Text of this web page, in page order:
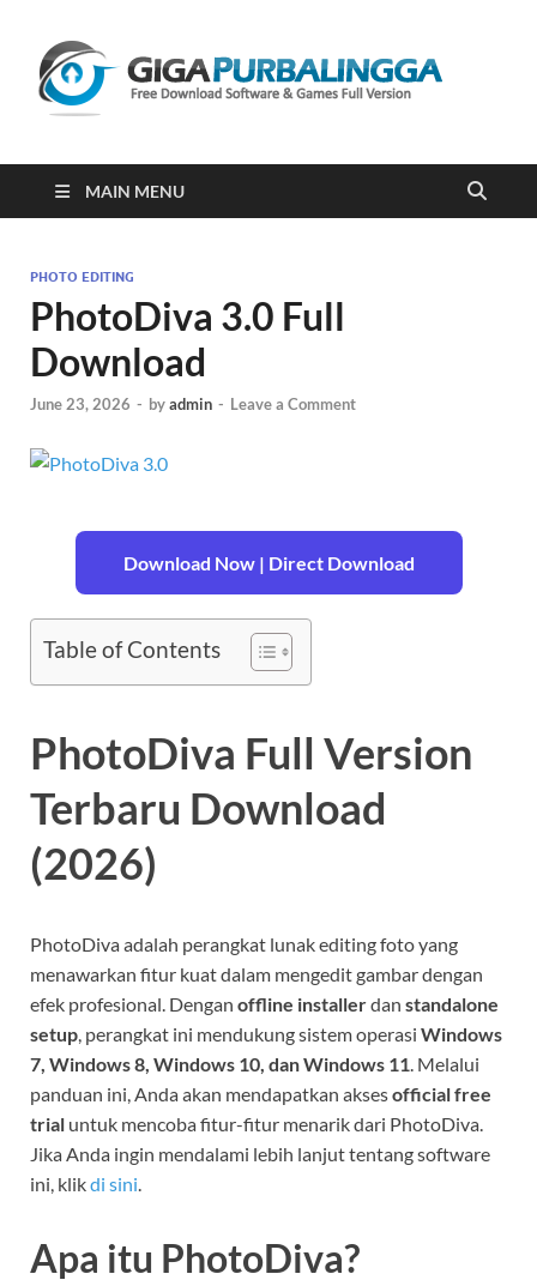
2023
MAIN MENU
PHOTO EDITING
PhotoDiva 3.0 Full
Download
June 23, 2026 - byadmin - Leave a Comment
Download Now | Direct Download
Table of Contents
PhotoDiva Full Version
Terbaru Download
(2026)
PhotoDiva adalah perangkat lunak editing foto yang
menawarkan fitur kuat dalam mengedit gambar dengan
efek profesional. Dengan offline installerdan standalone
setup, perangkat ini mendukung sistem operasi Windows
7, Windows 8, Windows 10, dan Windows 11. Melalui
panduan ini, Anda akan mendapatkan aksesofficial free
trial untuk mencoba fitur-fitur menarik dari PhotoDiva.
Jika Anda ingin mendalami lebih lanjut tentang software
ini, klikdi sini.
Apa itu PhotoDiva?